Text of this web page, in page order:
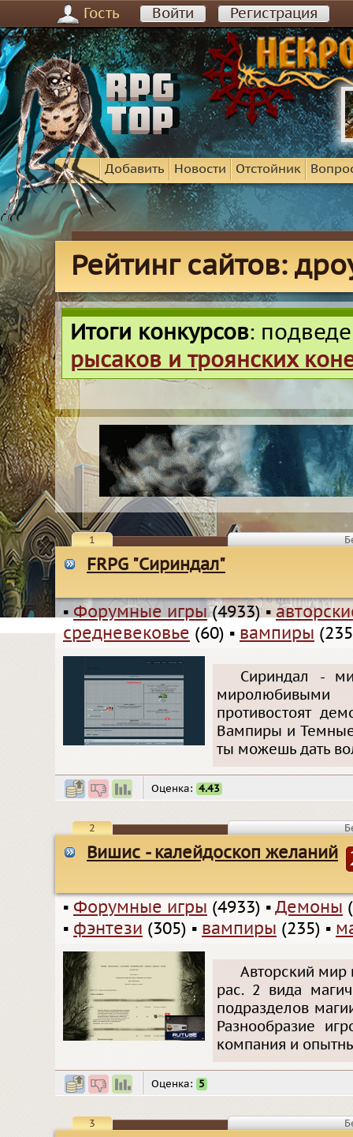
Гость Войти Регистрация
Добавить Новости Отстойник
Рейтинг сайтов:
Итоги конкурсов:
рысаков и троянских
1
FRPG "Сириндал"
▪Форумные игры(4933)▪
средневековье (60) ▪ вампиры
Сириндал -
противостоят
Вампиры и Темные
ты можешь дать
Оценка: 4.43
2
Вишис - калейдоскоп желаний
▪ Форумные игры (4933) ▪ Демоны
▪ фэнтези (305) ▪ вампиры (235) ▪
Авторский мир
рас. 2 вида
подразделов
Разнообразие
компания и
Оценка: 5
3